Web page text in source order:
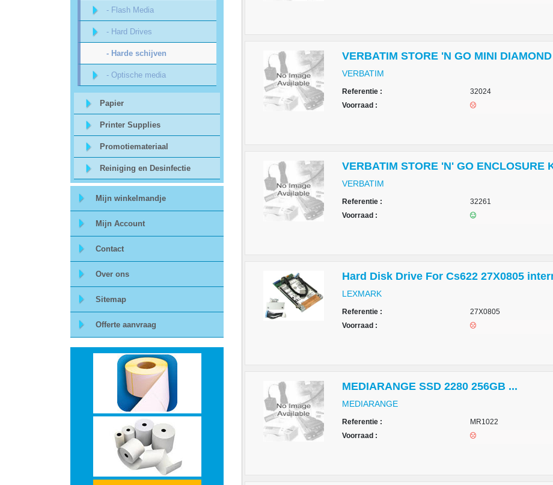
Beveiliging
alarmsystemen
beveiligingstechnologie
Cartridges
Ergonomie
- Flash Media
- Hard Drives
- Harde schijven
- Optische media
Papier
Printer Supplies
Promotiemateriaal
Reiniging en Desinfectie
Mijn winkelmandje
Mijn Account
Contact
Over ons
Sitemap
Offerte aanvraag
VERBATIM STORE 'N GO MINI
VERBATIM
Referentie :
32024
Voorraad :
VERBATIM STORE 'N' GO ENCLOSURE
VERBATIM
Referentie :
32261
Voorraad :
Hard Disk Drive For Cs622 27X0805
LEXMARK
Referentie :
27X0805
Voorraad :
MEDIARANGE SSD 2280 256GB ...
MEDIARANGE
Referentie :
MR1022
Voorraad :